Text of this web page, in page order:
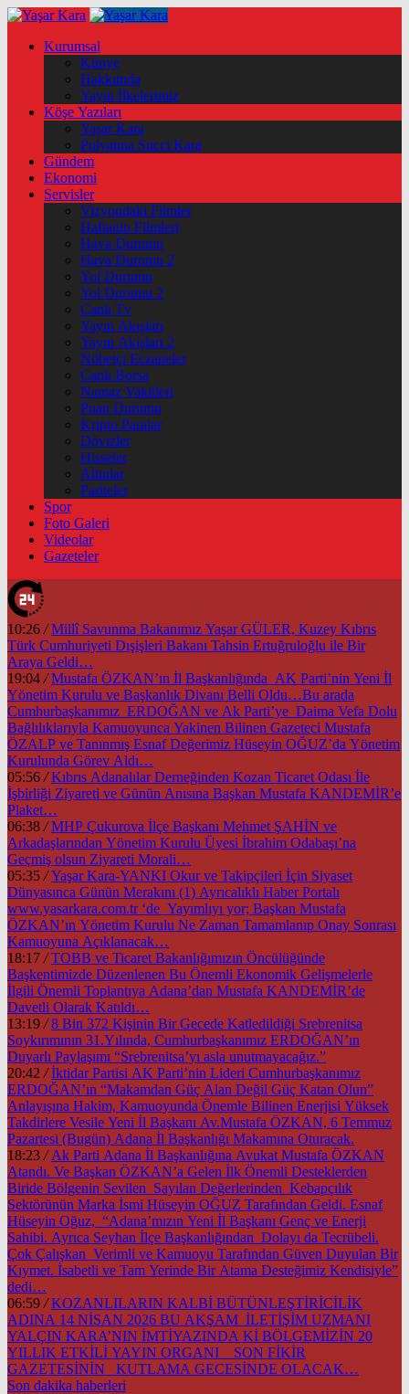
Kurumsal
Künye
Hakkımda
Yayın İlkelerimiz
Köşe Yazıları
Yaşar Kara
Polyanna Succi Kara
Gündem
Ekonomi
Servisler
Vizyondaki Filmler
Haftanin Filmleri
Hava Durumu
Hava Durumu 2
Yol Durumu
Yol Durumu 2
Canlı Tv
Yayın Akışları
Yayın Akışları 2
Nöbetçi Eczaneler
Canlı Borsa
Namaz Vakitleri
Puan Durumu
Kripto Paralar
Dövizler
Hisseler
Altınlar
Pariteler
Spor
Foto Galeri
Videolar
Gazeteler
10:26 / Millî Savunma Bakanımız Yaşar GÜLER, Kuzey Kıbrıs
Türk Cumhuriyeti Dışişleri Bakanı Tahsin Ertuğruloğlu ile Bir
Araya Geldi…
19:04 / Mustafa ÖZKAN’ın İl Başkanlığında AK Parti’nin Yeni İl
Yönetim Kurulu ve Başkanlık Divanı Belli Oldu…Bu arada
Cumhurbaşkanımız ERDOĞAN ve Ak Parti’ye Daima Vefa Dolu
Bağlılıklarıyla Kamuoyunca Yakinen Bilinen Gazeteci Mustafa
ÖZALP ve Tanınmış Esnaf Değerimiz Hüseyin OĞUZ’da Yönetim
Kurulunda Görev Aldı…
05:56 / Kıbrıs Adanalılar Derneğinden Kozan Ticaret Odası İle
İşbirliği Ziyareti ve Günün Anısına Başkan Mustafa KANDEMİR’e
Plaket…
06:38 / MHP Çukurova İlçe Başkanı Mehmet ŞAHİN ve
Arkadaşlarından Yönetim Kurulu Üyesi İbrahim Odabaşı’na
Geçmiş olsun Ziyareti Morali…
05:35 / Yaşar Kara-YANKI Okur ve Takipçileri İçin Siyaset
Dünyasınca Günün Merakını (1) Ayrıcalıklı Haber Portalı
www.yasarkara.com.tr ‘de Yayımlıyı yor; Başkan Mustafa
ÖZKAN’ın Yönetim Kurulu Ne Zaman Tamamlanıp Onay Sonrası
Kamuoyuna Açıklanacak…
18:17 / TOBB ve Ticaret Bakanlığımızın Öncülüğünde
Başkentimizde Düzenlenen Bu Önemli Ekonomik Gelişmelerle
İlgili Önemli Toplantıya Adana’dan Mustafa KANDEMİR’de
Davetli Olarak Katıldı…
13:19 / 8 Bin 372 Kişinin Bir Gecede Katledildiği Srebrenitsa
Soykırımının 31.Yılında, Cumhurbaşkanımız ERDOĞAN’ın
Duyarlı Paylaşımı “Srebrenitsa’yı asla unutmayacağız.”
20:42 / İktidar Partisi AK Parti’nin Lideri Cumhurbaşkanımız
ERDOĞAN’ın “Makamdan Güç Alan Değil Güç Katan Olun”
Anlayışına Hakim, Kamuoyunda Önemle Bilinen Enerjisi Yüksek
Takdirlere Vesile Yeni İl Başkanı Av.Mustafa ÖZKAN, 6 Temmuz
Pazartesi (Bugün) Adana İl Başkanlığı Makamına Oturacak.
18:23 / Ak Parti Adana İl Başkanlığına Avukat Mustafa ÖZKAN
Atandı. Ve Başkan ÖZKAN’a Gelen İlk Önemli Desteklerden
Biride Bölgenin Sevilen Sayılan Değerlerinden Kebapçılık
Sektörünün Marka İsmi Hüseyin OĞUZ Tarafından Geldi. Esnaf
Hüseyin Oğuz, “Adana’mızın Yeni İl Başkanı Genç ve Enerji
Sahibi. Ayrıca Seyhan İlçe Başkanlığından Dolayı da Tecrübeli.
Çok Çalışkan Verimli ve Kamuoyu Tarafından Güven Duyulan Bir
Kıymet. İsabetli ve Tam Yerinde Bir Atama Desteğimiz Kendisiyle”
dedi…
06:59 / KOZANLILARIN KALBİ BÜTÜNLEŞTİRİCİLİK
ADINA 14 NİSAN 2026 BU AKŞAM İLETİŞİM UZMANI
YALÇIN KARA’NIN İMTİYAZINDA Kİ BÖLGEMİZİN 20
YILLIK ETKİLİ YAYIN ORGANI SON FİKİR
GAZETESİNİN KUTLAMA GECESİNDE OLACAK…
Son dakika haberleri